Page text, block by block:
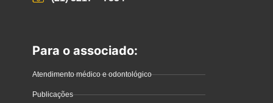
Para o associado:
Atendimento médico e odontológico
Publicações